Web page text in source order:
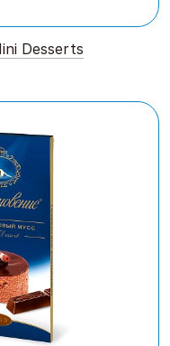
Desserts